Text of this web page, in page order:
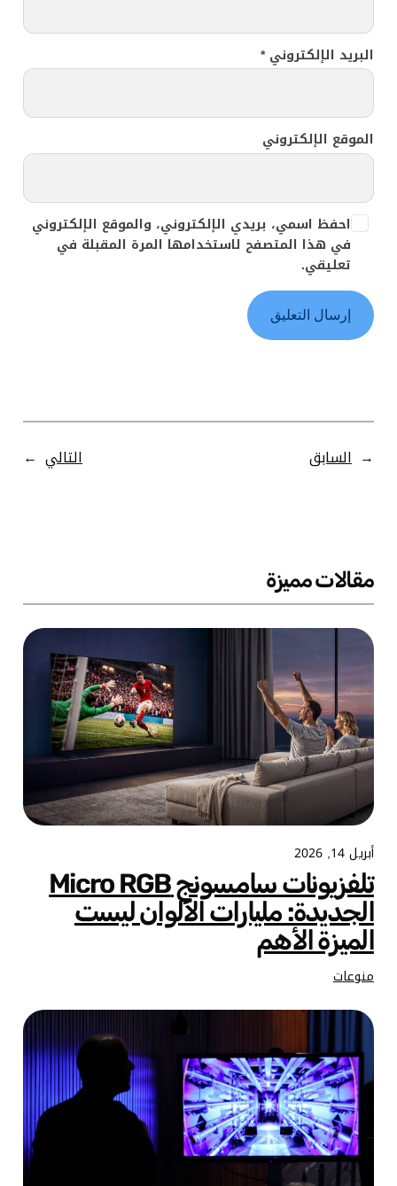
البريد الإلكتروني*
الموقع الإلكتروني
احفظ اسمي، بريدي الإلكتروني، والموقع الإلكتروني
في هذا المتصفح لاستخدامها المرة المقبلة في
تعليقي.
← السابق التالي →
مقالات مميزة
أبريل 14, 2026
تلفزيونات سامسونج Micro RGB
الجديدة: مليارات الألوان ليست
الميزة الأهم
منوعات